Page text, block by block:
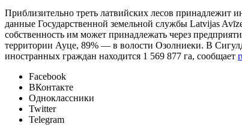
Приблизительно треть латвийских лесов принадлежит
данные Государственной земельной службы Latvijas
собственность им может принадлежать через
территории Ауце, 89% — в волости Озолниеки. В
иностранных граждан находится 1 569 877 га, сообщает
Facebook
ВКонтакте
Одноклассники
Twitter
Telegram